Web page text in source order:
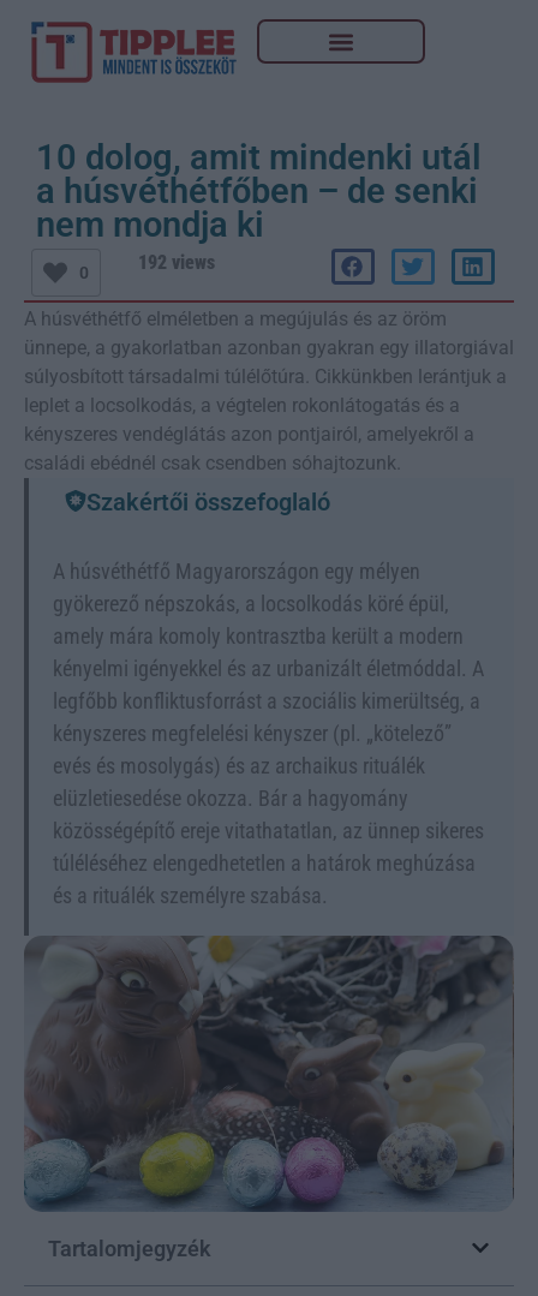
10 dolog, amit mindenki utál
a húsvéthétfőben – de senki
nem mondja ki
0 192 views
A húsvéthétfő elméletben a megújulás és az öröm
ünnepe, a gyakorlatban azonban gyakran egy illatorgiával
súlyosbított társadalmi túlélőtúra. Cikkünkben lerántjuk a
leplet a locsolkodás, a végtelen rokonlátogatás és a
kényszeres vendéglátás azon pontjairól, amelyekről a
családi ebédnél csak csendben sóhajtozunk.
Szakértői összefoglaló
A húsvéthétfő Magyarországon egy mélyen
gyökerező népszokás, a locsolkodás köré épül,
amely mára komoly kontrasztba került a modern
kényelmi igényekkel és az urbanizált életmóddal. A
legfőbb konfliktusforrást a szociális kimerültség, a
kényszeres megfelelési kényszer (pl. „kötelező”
evés és mosolygás) és az archaikus rituálék
elüzletiesedése okozza. Bár a hagyomány
közösségépítő ereje vitathatatlan, az ünnep sikeres
túléléséhez elengedhetetlen a határok meghúzása
és a rituálék személyre szabása.
Tartalomjegyzék